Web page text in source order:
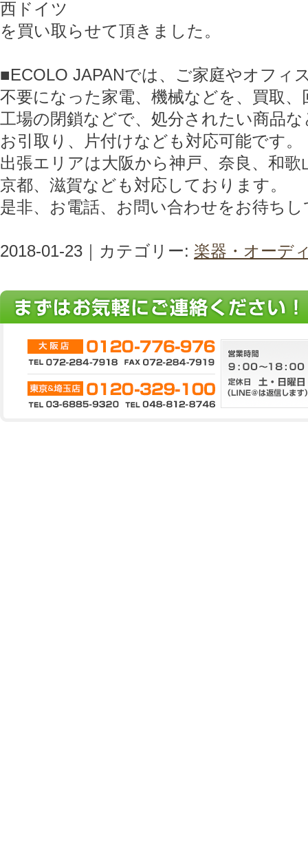
西ドイツ
を買い取らせて頂きました。
■ECOLO JAPANでは、ご家庭やオフィ
不要になった家電、機械などを、買取
工場の閉鎖などで、処分されたい商品な
お引取り、片付けなども対応可能です。
出張エリアは大阪から神戸、奈良、和歌
京都、滋賀なども対応しております。
是非、お電話、お問い合わせをお待ち
2018-01-23｜カテゴリー: 楽器・オーデ